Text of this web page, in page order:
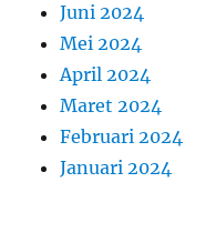
Juni 2024
Mei 2024
April 2024
Maret 2024
Februari 2024
Januari 2024